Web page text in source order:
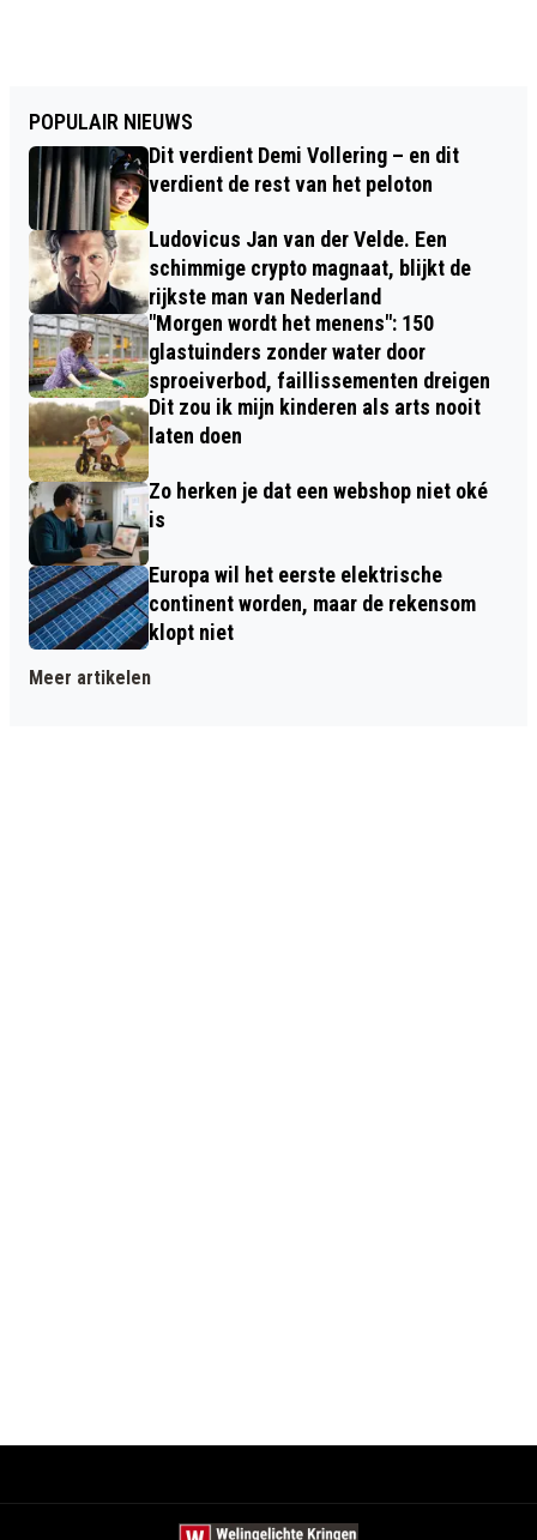
POPULAIR NIEUWS
Dit verdient Demi Vollering – en dit
verdient de rest van het peloton
Ludovicus Jan van der Velde. Een
schimmige crypto magnaat, blijkt de
rijkste man van Nederland
"Morgen wordt het menens": 150
glastuinders zonder water door
sproeiverbod, faillissementen dreigen
Dit zou ik mijn kinderen als arts nooit
laten doen
Zo herken je dat een webshop niet oké
is
Europa wil het eerste elektrische
continent worden, maar de rekensom
klopt niet
Meer artikelen